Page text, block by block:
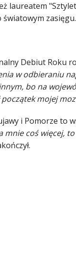
laureatem
zasięgu.
Debiut Roku
w odbieraniu
bo na
początek mojej
i Pomorze to
coś więcej,